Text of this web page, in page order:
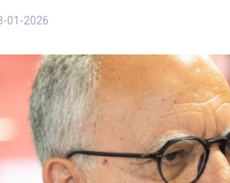
01-2026